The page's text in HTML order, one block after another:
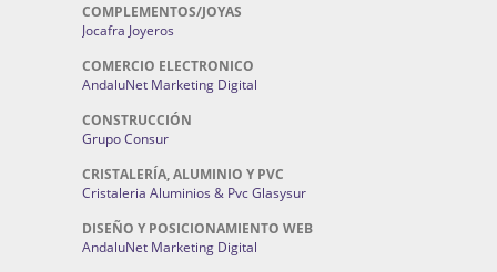
COMPLEMENTOS/JOYAS
Jocafra Joyeros
COMERCIO ELECTRONICO
AndaluNet Marketing Digital
CONSTRUCCIÓN
Grupo Consur
CRISTALERÍA, ALUMINIO Y PVC
Cristaleria Aluminios & Pvc Glasysur